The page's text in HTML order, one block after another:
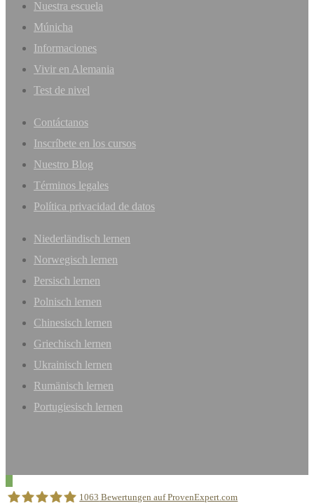
Nuestra escuela
Múnicha
Informaciones
Vivir en Alemania
Test de nivel
Contáctanos
Inscríbete en los cursos
Nuestro Blog
Términos legales
Política privacidad de datos
Niederländisch lernen
Norwegisch lernen
Persisch lernen
Polnisch lernen
Chinesisch lernen
Griechisch lernen
Ukrainisch lernen
Rumänisch lernen
Portugiesisch lernen
1063 Bewertungen auf ProvenExpert.com